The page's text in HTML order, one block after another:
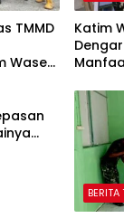
TMMD
Wasev
Katim
BERITA